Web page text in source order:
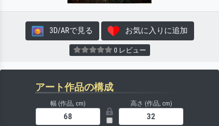
3D/ARで見る お気に入りに追加
0 レビュー
アート作品の構成
幅 (作品, cm) 高さ (作品, cm)